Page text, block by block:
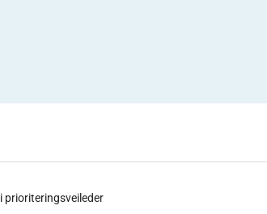
prioriteringsveileder